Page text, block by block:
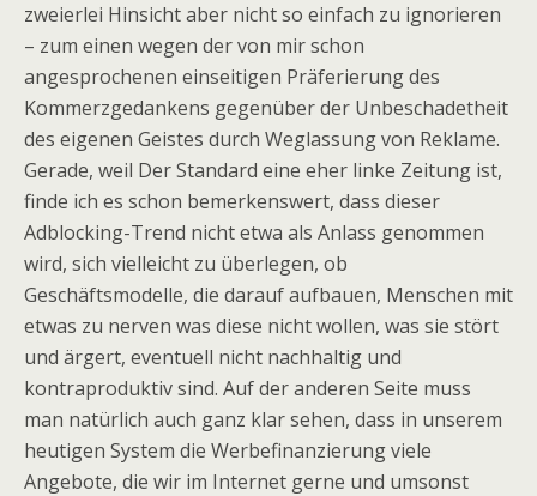
zweierlei Hinsicht aber nicht so einfach zu ignorieren
– zum einen wegen der von mir schon
angesprochenen einseitigen Präferierung des
Kommerzgedankens gegenüber der Unbeschadetheit
des eigenen Geistes durch Weglassung von Reklame.
Gerade, weil Der Standard eine eher linke Zeitung ist,
finde ich es schon bemerkenswert, dass dieser
Adblocking-Trend nicht etwa als Anlass genommen
wird, sich vielleicht zu überlegen, ob
Geschäftsmodelle, die darauf aufbauen, Menschen mit
etwas zu nerven was diese nicht wollen, was sie stört
und ärgert, eventuell nicht nachhaltig und
kontraproduktiv sind. Auf der anderen Seite muss
man natürlich auch ganz klar sehen, dass in unserem
heutigen System die Werbefinanzierung viele
Angebote, die wir im Internet gerne und umsonst